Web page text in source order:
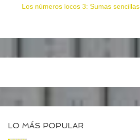
Los números locos 3: Sumas sencillas
LO MÁS POPULAR